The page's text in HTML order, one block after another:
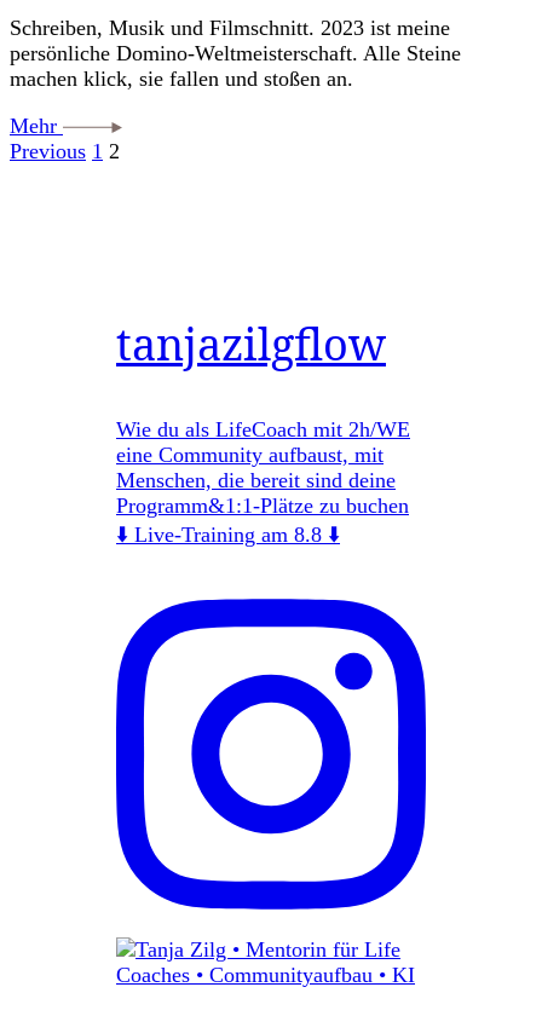
Schreiben, Musik und Filmschnitt. 2023 ist meine
persönliche Domino-Weltmeisterschaft. Alle Steine
machen klick, sie fallen und stoßen an.
Mehr
Seitennummerierung
Previous Page
1 Page
2
tanjazilgflow
Wie du als LifeCoach mit 2h/WE
eine Community aufbaust, mit
Menschen, die bereit sind deine
Programm&1:1-Plätze zu buchen
⬇️ Live-Training am 8.8 ⬇️